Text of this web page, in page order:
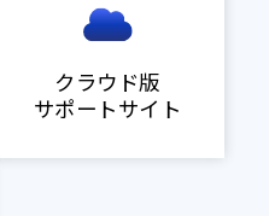
クラウド版
サポートサイト